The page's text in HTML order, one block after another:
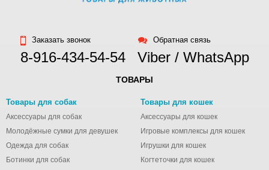
Заказать звонок
8-916-434-54-54
Обратная связь
Viber / WhatsApp
ТОВАРЫ
Товары для собак
Аксессуары для собак
Молодёжные сумки для девушек
Одежда для собак
Ботинки для собак
Товары для кошек
Аксессуары для кошек
Игровые комплексы для кошек
Игрушки для кошек
Когтеточки для кошек